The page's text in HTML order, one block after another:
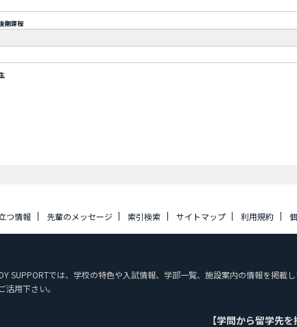
期課程
つ情報 先輩のメッセージ 索引検索 サイトマップ 利用規約
SUPPORTでは、学校の特色や入試情報、学部一覧、施設案内の情報を掲載
用下さい。
【学問から留学先